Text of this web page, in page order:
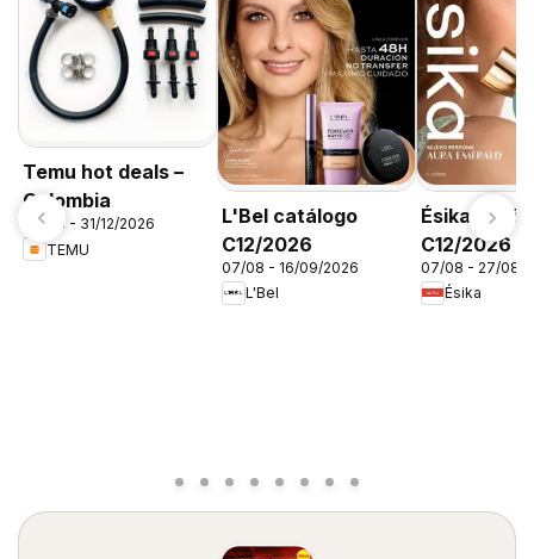
Temu hot deals –
Colombia
06/08 - 31/12/2026
TEMU
L'Bel catálogo
C12/2026
07/08 - 16/09/2026
L'Bel
Ésika
C12/2026
07/08 - 27/08/
Ésika